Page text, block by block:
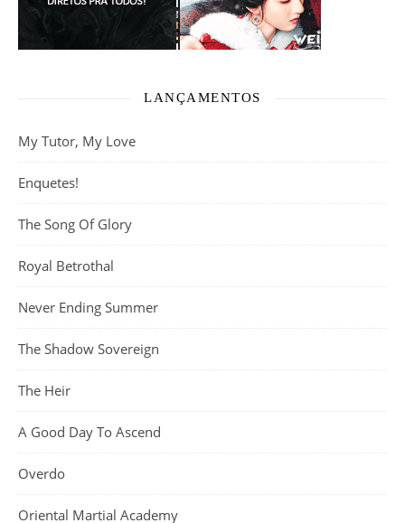
LANÇAMENTOS
My Tutor, My Love
Enquetes!
The Song Of Glory
Royal Betrothal
Never Ending Summer
The Shadow Sovereign
The Heir
A Good Day To Ascend
Overdo
Oriental Martial Academy